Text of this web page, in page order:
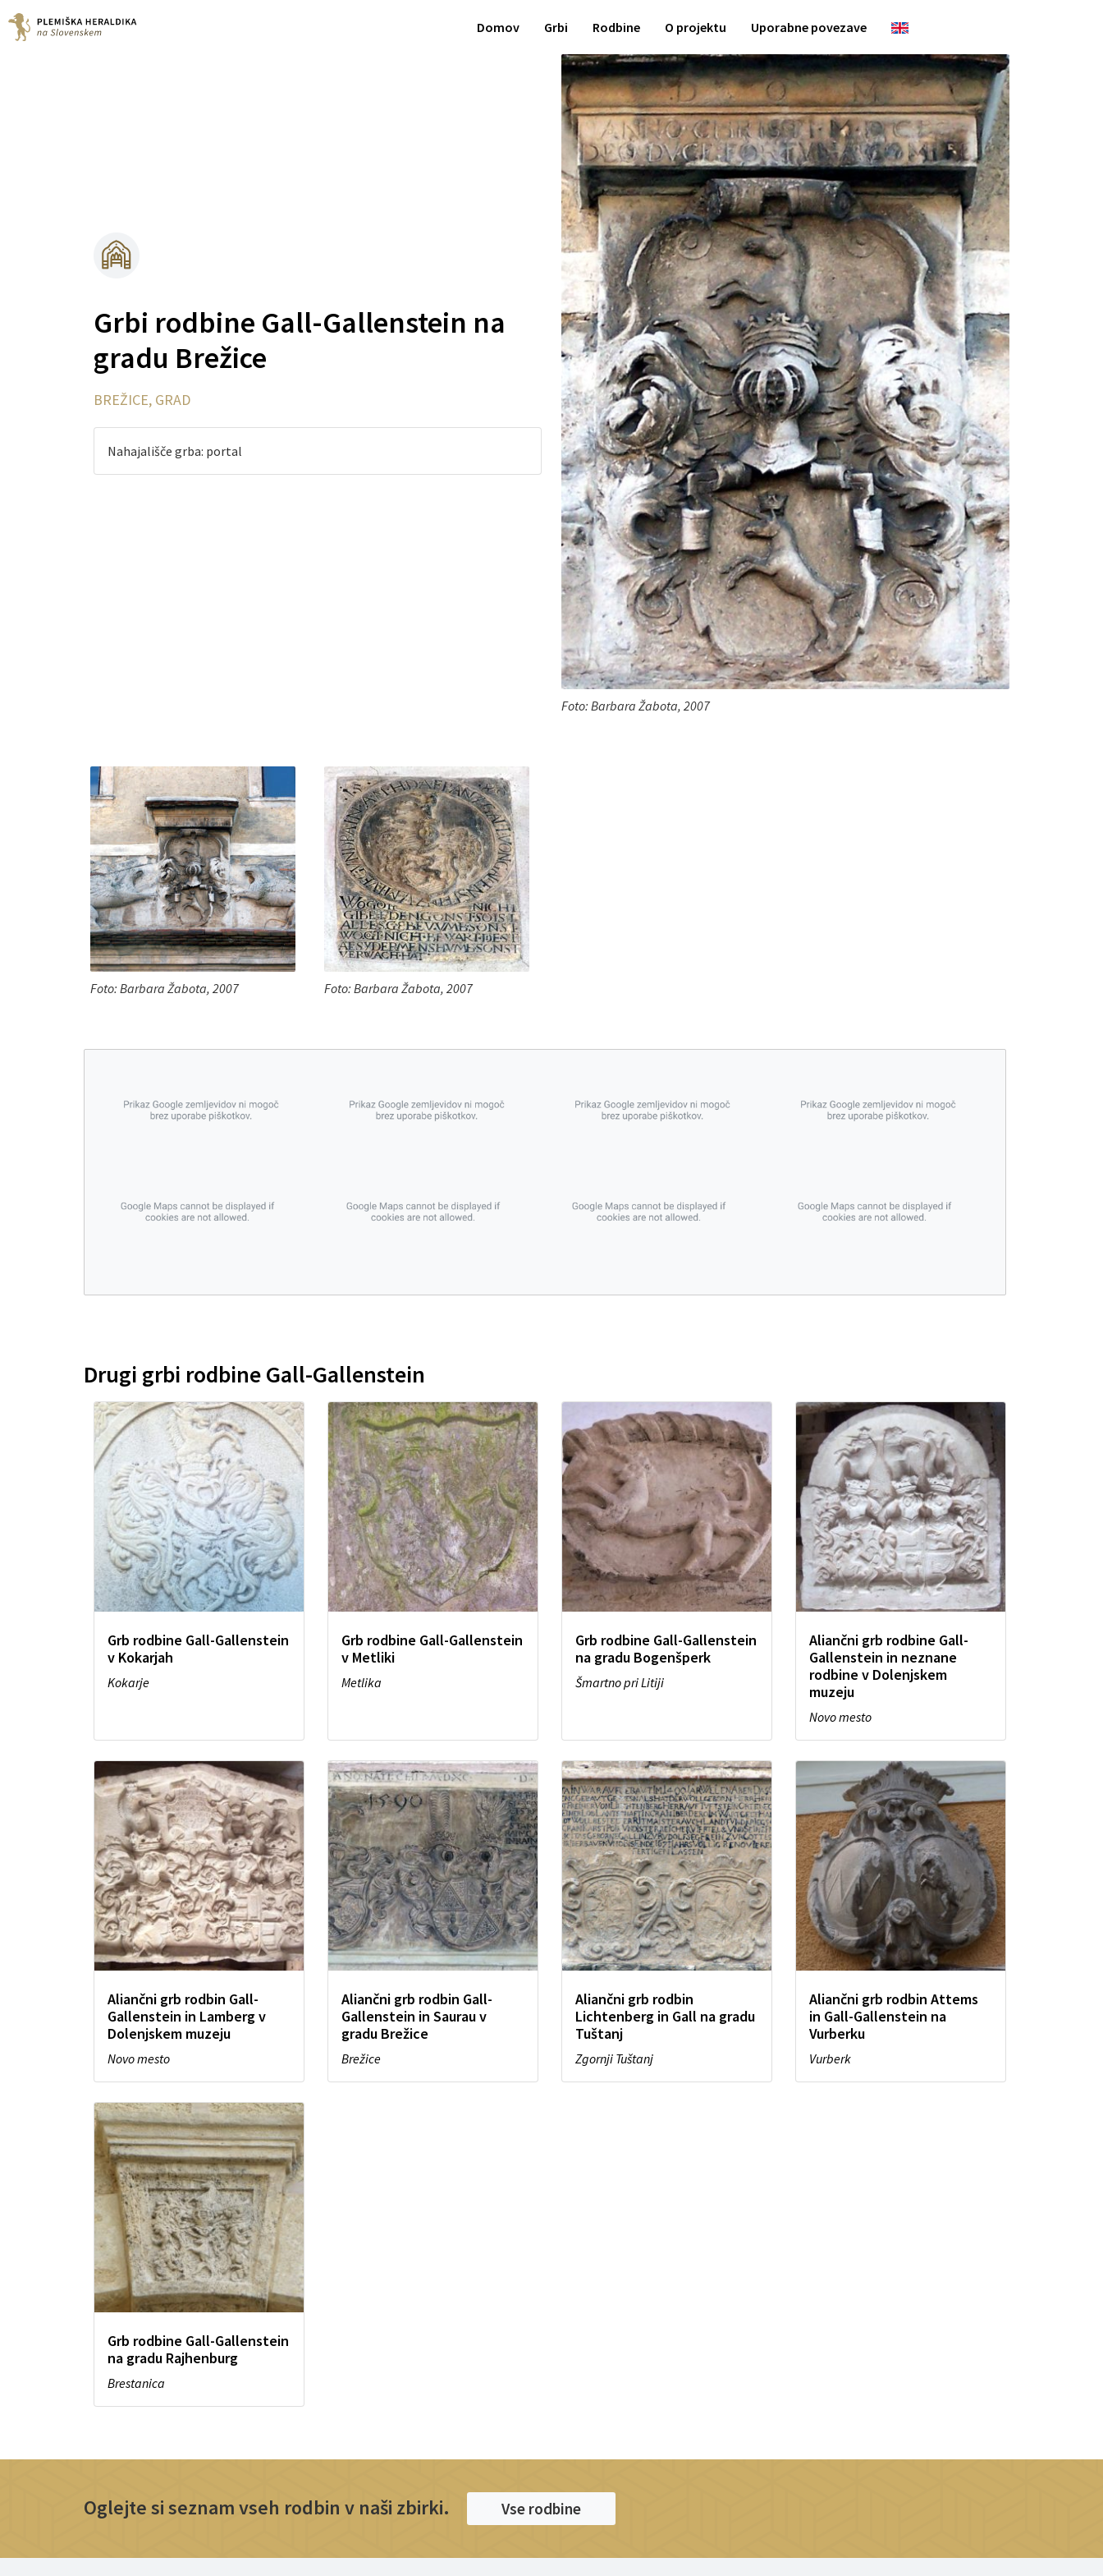
Domov Grbi Rodbine O projektu Uporabne povezave
Grbi rodbine Gall-Gallenstein na
gradu Brežice
BREŽICE, GRAD
Nahajališče grba: portal
Foto: Barbara Žabota, 2007
Foto: Barbara Žabota, 2007 Foto: Barbara Žabota, 2007
Drugi grbi rodbine Gall-Gallenstein
Grb rodbine Gall-Gallenstein
v Kokarjah
Kokarje
Grb rodbine Gall-Gallenstein
v Metliki
Metlika
Grb rodbine Gall-Gallenstein
na gradu Bogenšperk
Šmartno pri Litiji
Aliančni grb rodbine Gall-
Gallenstein in neznane
rodbine v Dolenjskem
muzeju
Novo mesto
Aliančni grb rodbin Gall-
Gallenstein in Lamberg v
Dolenjskem muzeju
Novo mesto
Aliančni grb rodbin Gall-
Gallenstein in Saurau v
gradu Brežice
Brežice
Aliančni grb rodbin
Lichtenberg in Gall na gradu
Tuštanj
Zgornji Tuštanj
Aliančni grb rodbin Attems
in Gall-Gallenstein na
Vurberku
Vurberk
Grb rodbine Gall-Gallenstein
na gradu Rajhenburg
Brestanica
Oglejte si seznam vseh rodbin v naši zbirki. Vse rodbine